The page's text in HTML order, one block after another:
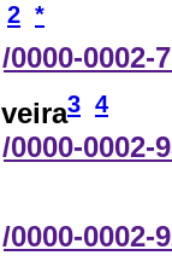
2 *
0002-
3 4
0002-
0002-